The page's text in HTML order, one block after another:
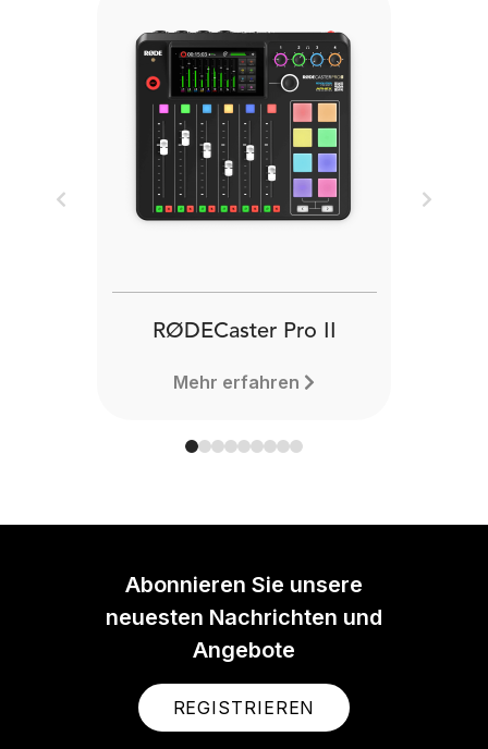
RØDECaster Pro II
Mehr erfahren
Previous Next
Abonnieren Sie unsere
neuesten Nachrichten und
Angebote
REGISTRIEREN